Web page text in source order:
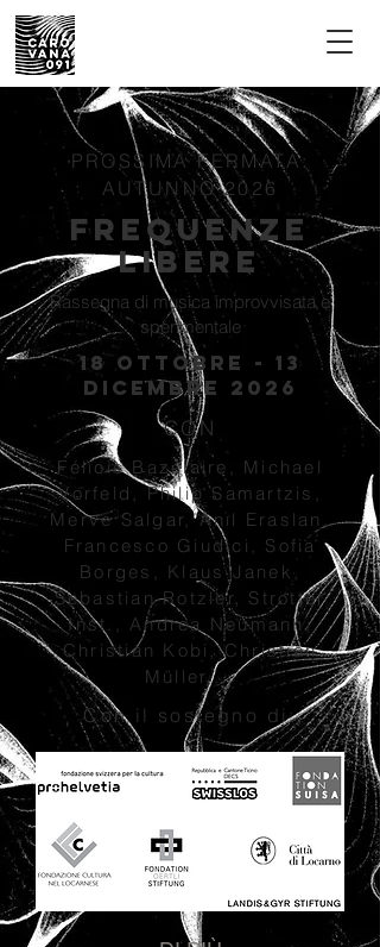
PROSSIMA FERMATA:
AUTUNNO 2026
FREQUENZE
LIBERE
Rassegna di musica improvvisata e
sperimentale
18 OTTOBRE - 13
dicembre 2026
CON
Félicie Bazelaire, Michael
Vorfeld, Philip Samartzis,
Merve Salgar, Anıl Eraslan,
Francesco Giudici, Sofia
Borges, Klaus Janek,
Sebastian Rotzler, Strotter
Inst., Andrea Neumann,
Christian Kobi, Christian
Müller,...
Con il sostegno di: